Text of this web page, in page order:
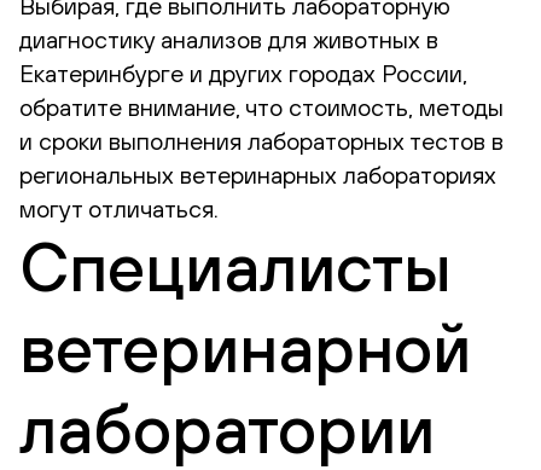
Выбирая, где выполнить лабораторную
диагностику анализов для животных в
Екатеринбурге и других городах России,
обратите внимание, что стоимость, методы
и сроки выполнения лабораторных тестов в
региональных ветеринарных лабораториях
могут отличаться.
Специалисты
ветеринарной
лаборатории